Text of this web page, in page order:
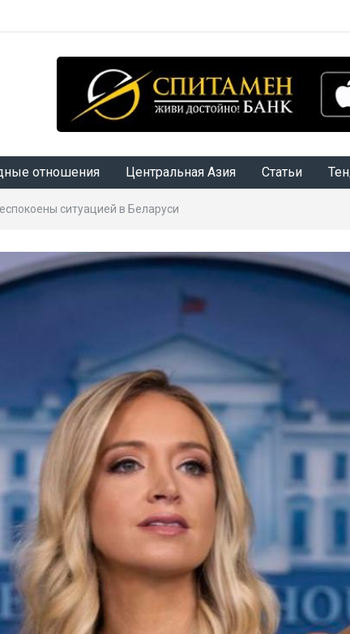
отношения Центральная Азия Статьи
ситуацией в Беларуси